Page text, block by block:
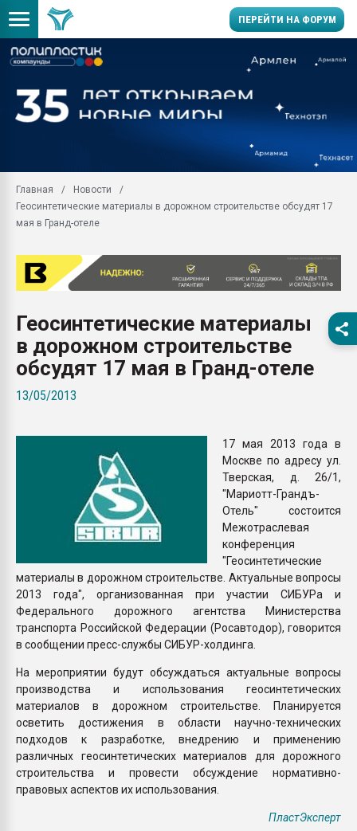
ПЕРЕЙТИ НА ФОРУМ
Вакуум-формовочные
28.07.2026
Всё, что касается
бутылок
вакуумного
Продам отходы
поликарбоната и АБС-
Armaloy PC/ABS-1IM
Главная
Новости
Геосинтетические материалы в дорожном строительстве обсудят 17
мая в Гранд-отеле
Геосинтетические материалы
в дорожном строительстве
обсудят 17 мая в Гранд-отеле
13/05/2013
17 мая 2013 года в
Москве по адресу ул.
Тверская, д. 26/1,
"Мариотт-Грандъ-
Отель" состоится
Межотраслевая
конференция
"Геосинтетические
материалы в дорожном строительстве. Актуальные вопросы
2013 года", организованная при участии СИБУРа и
Федерального дорожного агентства Министерства
транспорта Российской Федерации (Росавтодор), говорится
в сообщении пресс-службы СИБУР-холдинга.
На мероприятии будут обсуждаться актуальные вопросы
производства и использования геосинтетических
материалов в дорожном строительстве. Планируется
осветить достижения в области научно-технических
подходов к разработке, внедрению и применению
различных геосинтетических материалов для дорожного
строительства и провести обсуждение нормативно-
правовых аспектов их использования.
ПластЭксперт